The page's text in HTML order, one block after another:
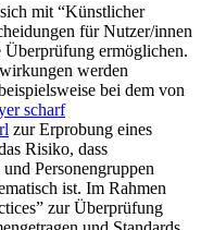
mit “Künstlicher
für Nutzer/innen
Überprüfung ermöglichen.
werden
bei dem von
scharf
zur Erprobung eines
Risiko, dass
Personengruppen
ist. Im Rahmen
zur Überprüfung